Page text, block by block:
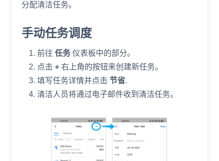
分配清洁任务。
手动任务调度
前往 任务 仪表板中的部分。
点击 + 右上角的按钮来创建新任务。
填写任务详情并点击 节省.
清洁人员将通过电子邮件收到清洁任务。